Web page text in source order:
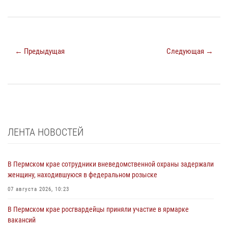
← Предыдущая Следующая →
ЛЕНТА НОВОСТЕЙ
В Пермском крае сотрудники вневедомственной охраны задержали
женщину, находившуюся в федеральном розыске
07 августа 2026, 10:23
В Пермском крае росгвардейцы приняли участие в ярмарке
вакансий